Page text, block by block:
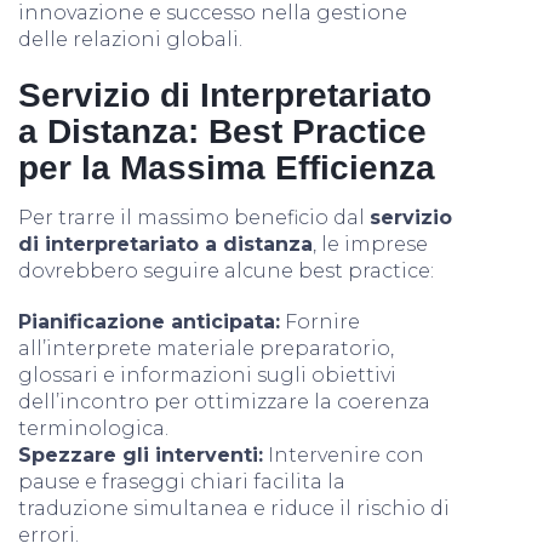
innovazione e successo nella gestione
delle relazioni globali.
Servizio di Interpretariato
a Distanza: Best Practice
per la Massima Efficienza
Per trarre il massimo beneficio dal servizio
di interpretariato a distanza, le imprese
dovrebbero seguire alcune best practice:
Pianificazione anticipata: Fornire
all’interprete materiale preparatorio,
glossari e informazioni sugli obiettivi
dell’incontro per ottimizzare la coerenza
terminologica.
Spezzare gli interventi: Intervenire con
pause e fraseggi chiari facilita la
traduzione simultanea e riduce il rischio di
errori.